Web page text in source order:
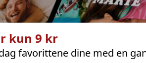
kun 9 kr
favorittene dine med en